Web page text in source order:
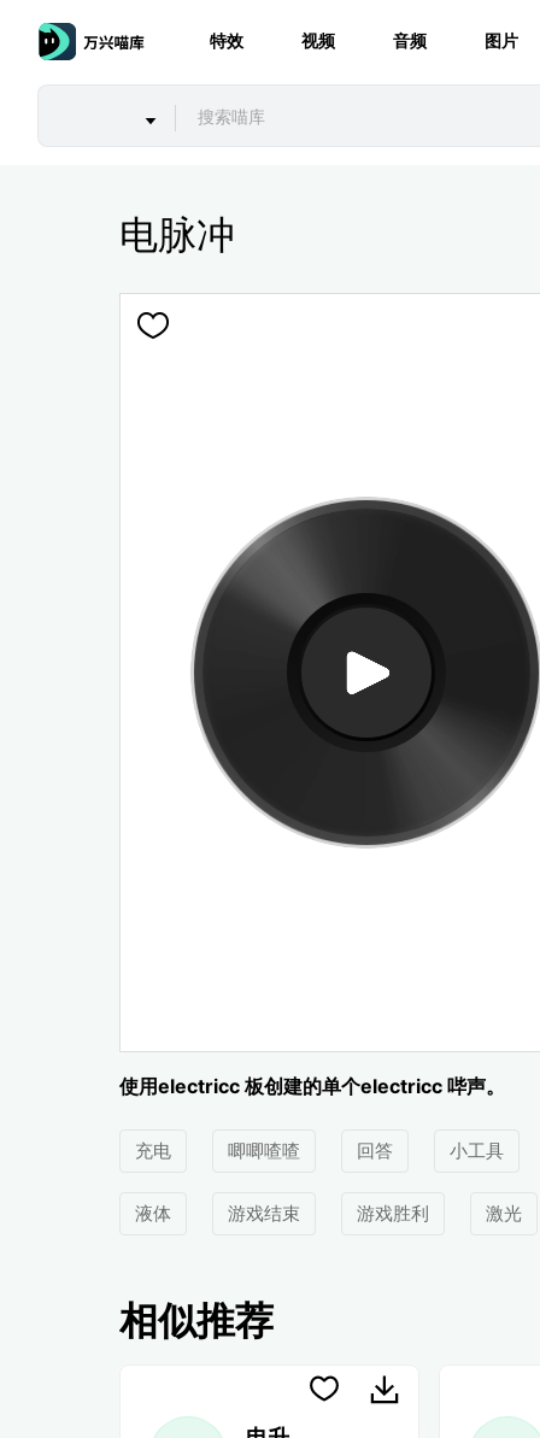
特效 视频 音频 图片
电脉冲
使用electricc 板创建的单个electricc 哔声。
充电 唧唧喳喳 回答 小工具
液体 游戏结束 游戏胜利 激光
相似推荐